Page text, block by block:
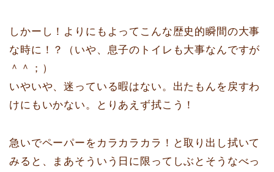
しかーし！よりにもよってこんな歴史的瞬間の大事
な時に！？（いや、息子のトイレも大事なんですが
＾＾；）
いやいや、迷っている暇はない。出たもんを戻すわ
けにもいかない。とりあえず拭こう！
急いでペーパーをカラカラカラ！と取り出し拭いて
みると、まあそういう日に限ってしぶとそうなべっ